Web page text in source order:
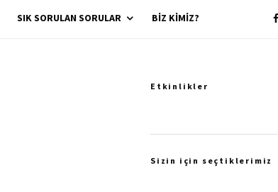
SIK SORULAN SORULAR BIZ KIMIZ?
Etkinlikler
Sizin için seçtiklerimiz